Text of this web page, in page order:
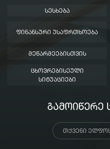
ᲡᲔᲡᲮᲔᲑᲐ
ᲤᲘᲜᲐᲜᲡᲣᲠᲘ ᲣᲡᲐᲤᲠᲗᲮᲝᲔᲑᲐ
ᲛᲔᲬᲐᲠᲛᲔᲔᲑᲘᲡᲗᲕᲘᲡ
ᲪᲮᲝᲕᲠᲔᲑᲘᲡᲔᲣᲚᲘ
ᲡᲘᲢᲣᲐᲪᲘᲔᲑᲘ
ᲒᲐᲛᲝᲘᲬᲔᲠᲔ